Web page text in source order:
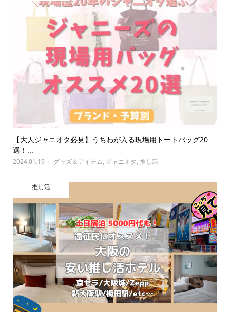
【大人ジャニオタ必見】うちわが入る現場用トートバッグ20
選！...
2024.01.19 グッズ＆アイテム, ジャニオタ, 推し活
推し活